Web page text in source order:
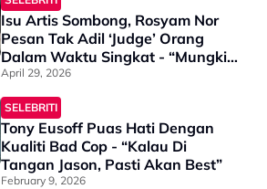
Isu Artis Sombong, Rosyam Nor
Pesan Tak Adil ‘Judge’ Orang
Dalam Waktu Singkat - “Mungkin
Masa Itu Dia Penat, Ada
Masalah, Kusut”
April 29, 2026
SELEBRITI
Tony Eusoff Puas Hati Dengan
Kualiti Bad Cop - “Kalau Di
Tangan Jason, Pasti Akan Best”
February 9, 2026